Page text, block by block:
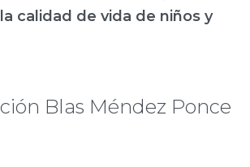
calidad de vida de niños y
Blas Méndez Ponce